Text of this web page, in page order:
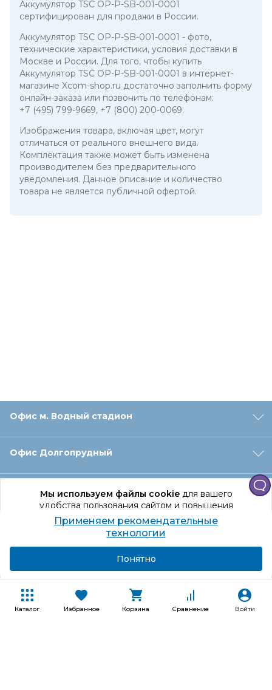
Каталог Избранное Корзина Сравнение Войти
Мы используем файлы cookieдля вашего
удобства пользования сайтом и повышения
качества рекомендаций.
Продолжая использование сайта, вы даете
согласие на обработку персональных данных
Аккумулятор TSC OP-P-SB-001-0001
сертифицирован для продажи в России.
Аккумулятор TSC OP-P-SB-001-0001 - фото,
технические характеристики, условия доставки в
Москве и России. Для того, чтобы купить
Аккумулятор TSC OP-P-SB-001-0001 в интернет-
магазине Xcom-shop.ru достаточно заполнить форму
онлайн-заказа или позвонить по телефонам:
+7 (495) 799-9669, +7 (800) 200-0069.
Изображения товара, включая цвет, могут
отличаться от реального внешнего вида.
Комплектация также может быть изменена
производителем без предварительного
уведомления. Данное описание и количество
товара не является публичной офертой.
Офис м. Водный стадион
Офис Долгопрудный
Офис Санкт‑Петербург
Оформление заказа
Покупателям
Применяем рекомендательные
технологии
Понятно